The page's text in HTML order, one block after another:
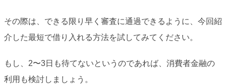
その際は、できる限り早く審査に通過できるように、今回紹
介した最短で借り入れる方法を試してみてください。
もし、2〜3日も待てないというのであれば、消費者金融の
利用も検討しましょう。